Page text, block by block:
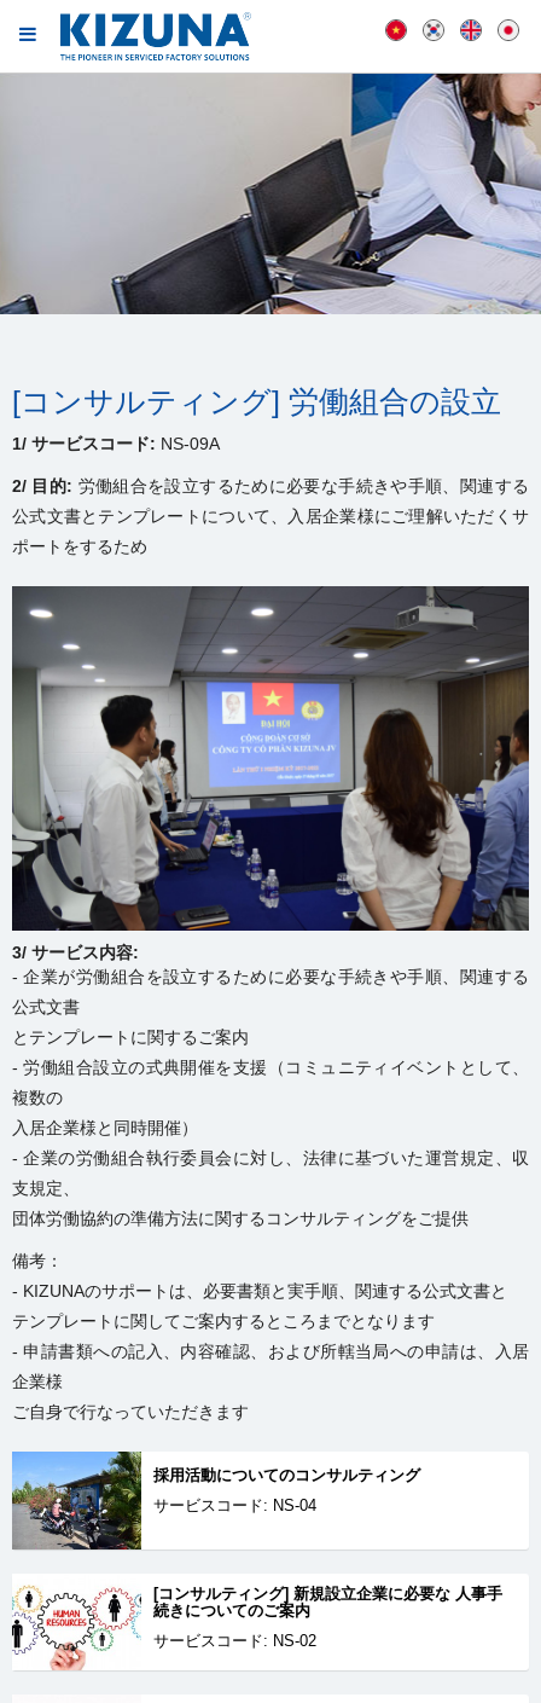
[コンサルティング] 労働組合の設立
1/ サービスコード: NS-09A
2/ 目的: 労働組合を設立するために必要な手続きや手順、関連する
公式文書とテンプレートについて、入居企業様にご理解いただくサ
ポートをするため
3/ サービス内容:
- 企業が労働組合を設立するために必要な手続きや手順、関連する
公式文書
とテンプレートに関するご案内
- 労働組合設立の式典開催を支援（コミュニティイベントとして、
複数の
入居企業様と同時開催）
- 企業の労働組合執行委員会に対し、法律に基づいた運営規定、収
支規定、
団体労働協約の準備方法に関するコンサルティングをご提供
備考：
- KIZUNAのサポートは、必要書類と実手順、関連する公式文書と
テンプレートに関してご案内するところまでとなります
- 申請書類への記入、内容確認、および所轄当局への申請は、入居
企業様
ご自身で行なっていただきます
採用活動についてのコンサルティング
サービスコード: NS-04
[コンサルティング] 新規設立企業に必要な 人事手
続きについてのご案内
サービスコード: NS-02